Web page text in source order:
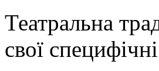
Театральна
свої